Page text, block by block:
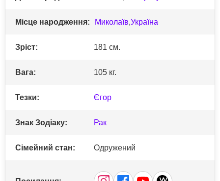
Місце народження: Миколаїв,Україна
Зріст: 181 см.
Вага: 105 кг.
Тезки: Єгор
Знак Зодіаку: Рак
Сімейний стан: Одружений